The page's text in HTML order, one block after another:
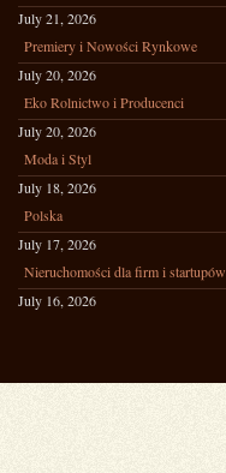
July 21, 2026
Premiery i Nowości Rynkowe
July 20, 2026
Eko Rolnictwo i Producenci
July 20, 2026
Moda i Styl
July 18, 2026
Polska
July 17, 2026
Nieruchomości dla firm i startupów
July 16, 2026